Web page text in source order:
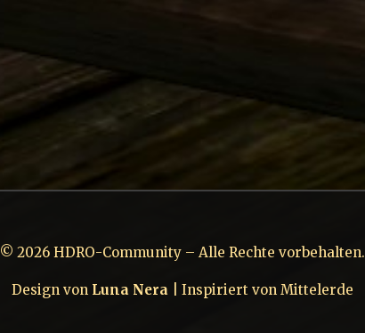
© 2026 HDRO-Community – Alle Rechte vorbehalten.
Design von Luna Nera | Inspiriert von Mittelerde